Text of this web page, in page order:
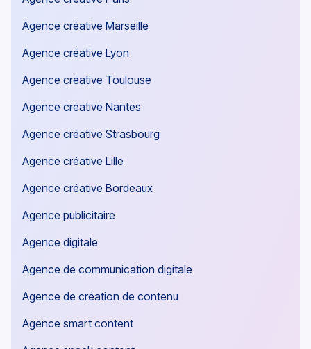
Agence créative Marseille
Agence créative Lyon
Agence créative Toulouse
Agence créative Nantes
Agence créative Strasbourg
Agence créative Lille
Agence créative Bordeaux
Agence publicitaire
Agence digitale
Agence de communication digitale
Agence de création de contenu
Agence smart content